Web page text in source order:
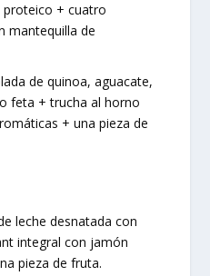
proteico + cuatro
mantequilla de
de quinoa, aguacate,
feta + trucha al horno
+ una pieza de
leche desnatada con
integral con jamón
pieza de fruta.